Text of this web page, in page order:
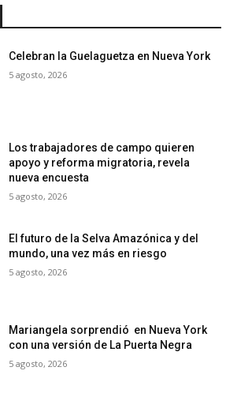
Celebran la Guelaguetza en Nueva York
5 agosto, 2026
Los trabajadores de campo quieren
apoyo y reforma migratoria, revela
nueva encuesta
5 agosto, 2026
El futuro de la Selva Amazónica y del
mundo, una vez más en riesgo
5 agosto, 2026
Mariangela sorprendió en Nueva York
con una versión de La Puerta Negra
5 agosto, 2026